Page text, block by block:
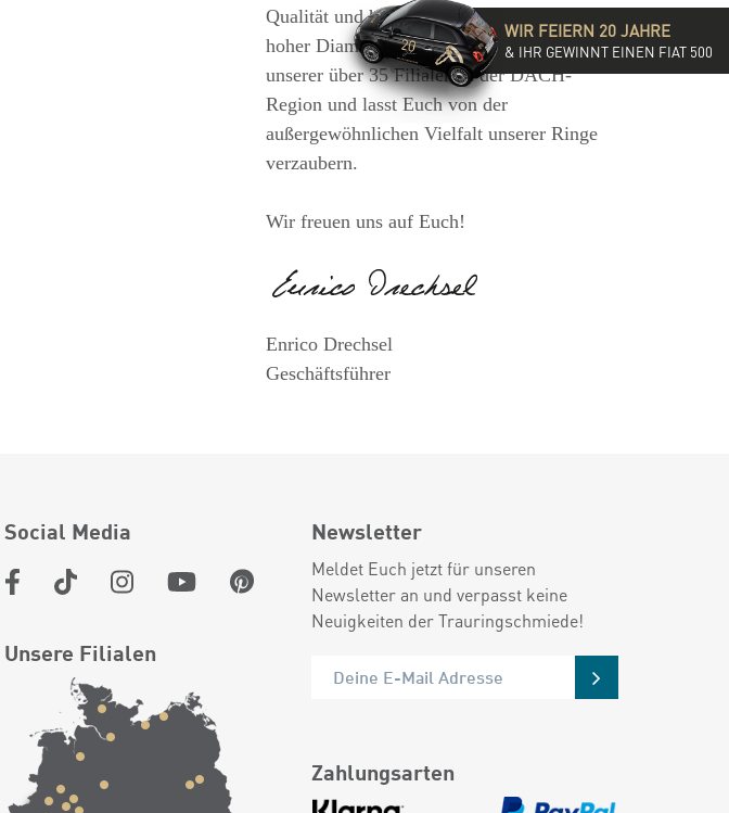
Qualität und hochwertige Beratung mit
hoher Diamantkompetenz. Besucht eine
unserer über 35 Filialen in der DACH-
Region und lasst Euch von der
außergewöhnlichen Vielfalt unserer Ringe
verzaubern.
Wir freuen uns auf Euch!
Enrico Drechsel
Geschäftsführer
Social Media
Unsere Filialen
Newsletter
Meldet Euch jetzt für unseren
Newsletter an und verpasst keine
Neuigkeiten der Trauringschmiede!
Zahlungsarten
WIR FEIERN 20 JAHRE
& IHR GEWINNT EINEN FIAT 500